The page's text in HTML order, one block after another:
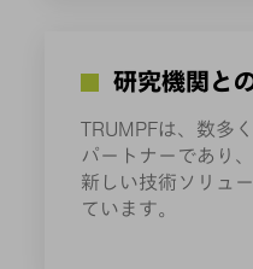
研究機関と
TRUMPFは、数多
パートナーであり
新しい技術ソリュ
ています。